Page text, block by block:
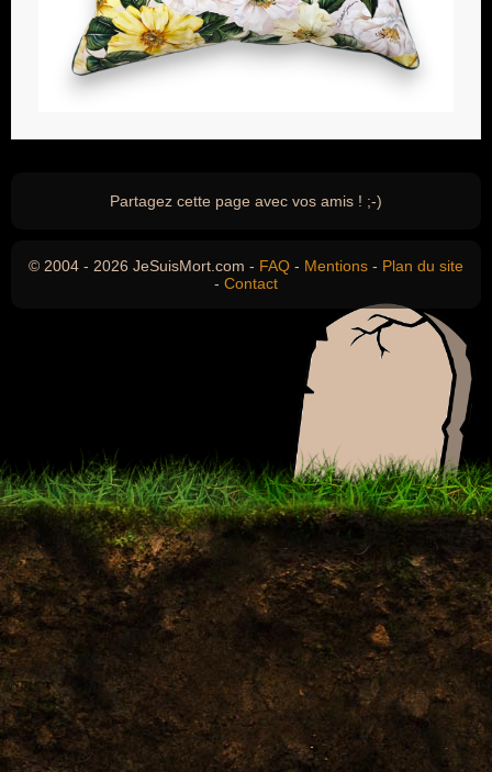
Partagez cette page avec vos amis ! ;-)
© 2004 - 2026 JeSuisMort.com - FAQ - Mentions - Plan du site
- Contact